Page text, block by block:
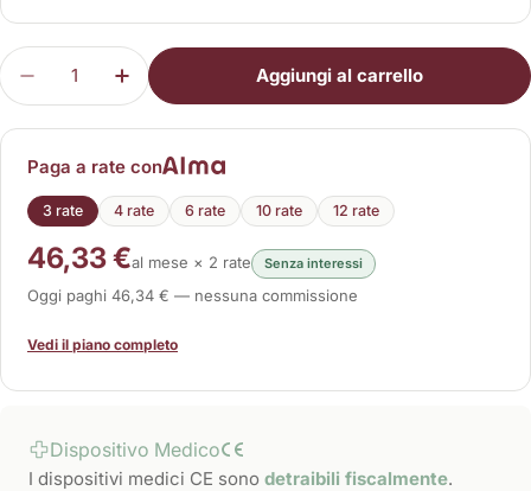
Quantità
Diminuisci la quantità per Magneto Pocket HF
Aumenta la quantità per Magneto
Aggiungi al carrello
Paga a rate con
3 rate 4 rate 6 rate 10 rate 12 rate
46,33 €al mese × 2 rate Senza interessi
Oggi paghi 46,34 € — nessuna commissione
Vedi il piano completo
Dispositivo Medico
I dispositivi medici CE sono detraibili fiscalmente.